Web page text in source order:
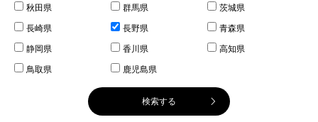
秋田県
群馬県
茨城県
長崎県
長野県
青森県
静岡県
香川県
高知県
鳥取県
鹿児島県